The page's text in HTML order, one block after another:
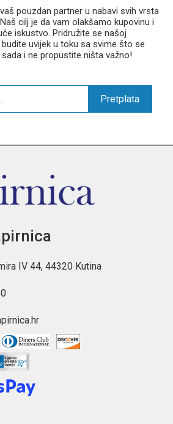
pouzdan partner u nabavi svih vrsta
cilj je da vam olakšamo kupovinu i
iskustvo. Pridružite se našoj
uvijek u toku sa svime što se
i ne propustite ništa važno!
Pretplata
IV 44, 44320 Kutina